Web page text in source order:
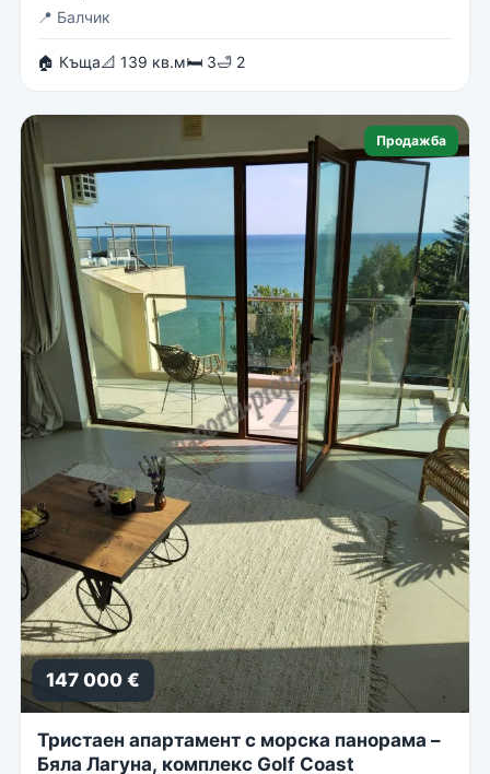
📍 Балчик
🏠 Къща📐 139 кв.м🛏 3🛁 2
Продажба
147 000 €
Тристаен апартамент с морска панорама –
Бяла Лагуна, комплекс Golf Coast